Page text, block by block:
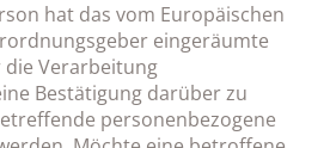
hat das vom Europäischen
eingeräumte
die Verarbeitung
Bestätigung darüber zu
personenbezogene